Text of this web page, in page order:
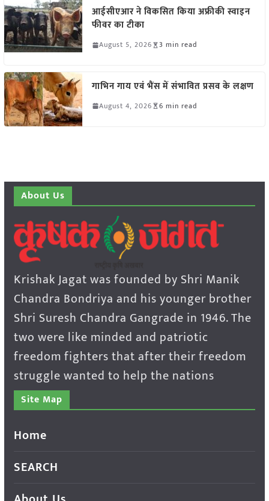
आईसीएआर ने विकसित किया अफ्रीकी स्वाइन
फीवर का टीका
August 5, 2026 3 min read
गाभिन गाय एवं भैंस में संभावित प्रसव के लक्षण
August 4, 2026 6 min read
About Us
Krishak Jagat was founded by Shri Manik
Chandra Bondriya and his younger brother
Shri Suresh Chandra Gangrade in 1946. The
two were like minded and patriotic
freedom fighters that after their freedom
struggle wanted to help the nations
Site Map
Home
SEARCH